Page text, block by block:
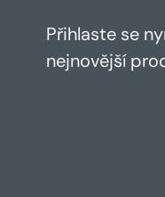
Přihlaste se
nejnovější